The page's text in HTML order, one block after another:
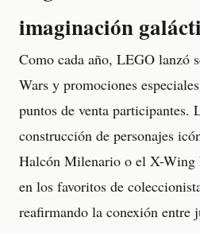
imaginación
Como cada año, LEGO lanzó
Wars y promociones
puntos de venta participantes.
construcción de personajes
Halcón Milenario o el X-Wing
en los favoritos de
reafirmando la conexión entre